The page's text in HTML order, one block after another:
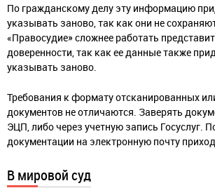
По гражданскому делу эту информацию
указывать заново, так как они не
«Правосудие» сложнее работать
доверенности, так как ее данные также
указывать заново.
Требования к формату отсканированных
документов не отличаются. Заверять
ЭЦП, либо через учетную запись Госуслуг.
документации на электронную почту
В мировой суд